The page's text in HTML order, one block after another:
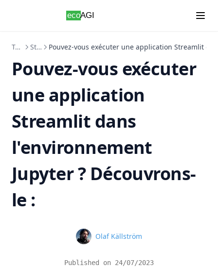
Tutoriels Streamlit Pouvez-vous exécuter une application Streamlit
Pouvez-vous exécuter
une application
Streamlit dans
l'environnement
Jupyter ? Découvrons-
le :
Name
Olaf Källström
Published on 24/07/2023